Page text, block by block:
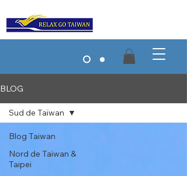
BLOG
Blog Taiwan
Nord de Taïwan &
Taipei
Sud de Taïwan